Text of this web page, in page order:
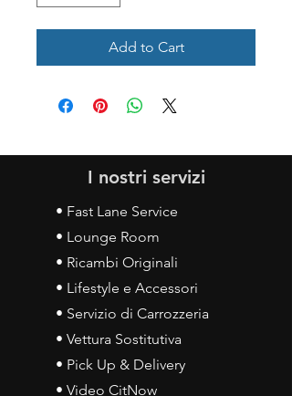
Add to Cart
I nostri servizi
• Fast Lane Service
• Lounge Room
• Ricambi Originali
• Lifestyle e Accessori
• Servizio di Carrozzeria
• Vettura Sostitutiva
• Pick Up & Delivery
• Video CitNow